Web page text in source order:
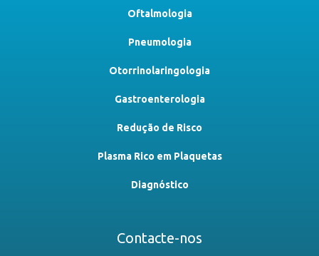
Oftalmologia
Pneumologia
Otorrinolaringologia
Gastroenterologia
Redução de Risco
Plasma Rico em Plaquetas
Diagnóstico
Contacte-nos